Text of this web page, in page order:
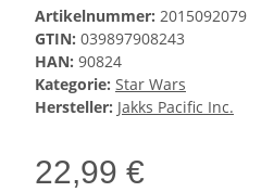
Artikelnummer: 2015092079
GTIN: 039897908243
HAN: 90824
Kategorie: Star Wars
Hersteller: Jakks Pacific Inc.
22,99 €